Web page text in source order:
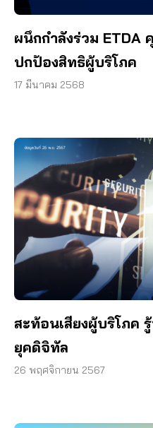
ผนึกกำลังร่วม ETDA
ปกป้องสิทธิผู้บริโภค
17 มีนาคม 2568
สะท้อนเสียงผู้บริโภค
ยุคดิจิทัล
26 พฤศจิกายน 2567